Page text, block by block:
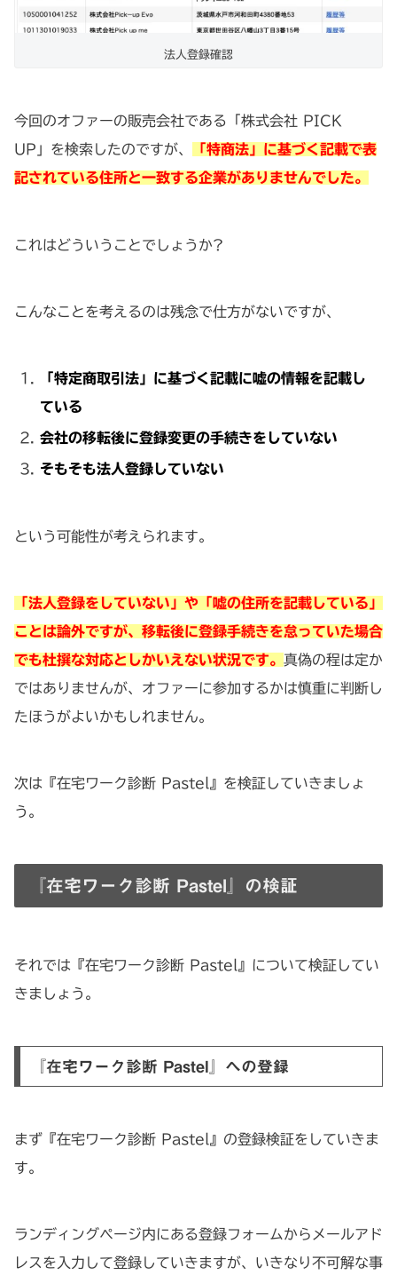
法人登録確認
今回のオファーの販売会社である「株式会社 PICK
UP」を検索したのですが、
「特商法」に基づく記載で表
記されている住所と一致する企業がありませんでした。
これはどういうことでしょうか?
こんなことを考えるのは残念で仕方がないですが、
「特定商取引法」に基づく記載に嘘の情報を記載し
ている
会社の移転後に登録変更の手続きをしていない
そもそも法人登録していない
という可能性が考えられます。
「法人登録をしていない」や「嘘の住所を記載している」
ことは論外ですが、移転後に登録手続きを怠っていた場合
でも杜撰な対応としかいえない状況です。 真偽の程は定か
ではありませんが、オファーに参加するかは慎重に判断し
たほうがよいかもしれません。
次は『在宅ワーク診断 Pastel』を検証していきましょ
う。
『在宅ワーク診断 Pastel』の検証
それでは『在宅ワーク診断 Pastel』について検証してい
きましょう。
『在宅ワーク診断 Pastel』への登録
まず『在宅ワーク診断 Pastel』の登録検証をしていきま
す。
ランディングページ内にある登録フォームからメールアド
レスを入力して登録していきますが、いきなり不可解な事